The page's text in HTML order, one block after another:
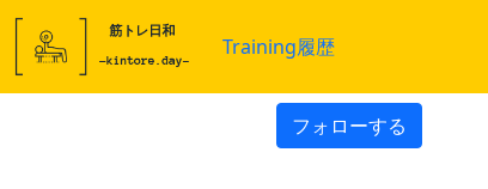
Training履歴
フォローする